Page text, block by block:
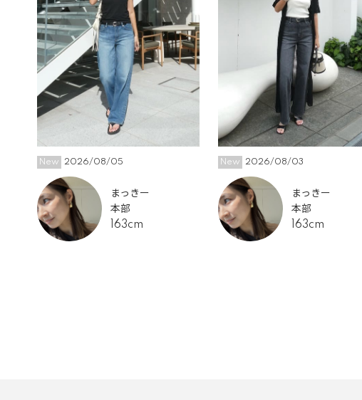
New 2026/08/05
まっきー
本部
163cm
New 2026/08/03
まっきー
本部
163cm